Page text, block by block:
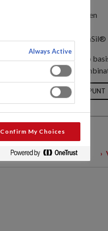
tegen weersinvloeden
met 1 of 2 lagen ParaSil®
onderlaag/tussenlaag op
gebruik in
VIND VERKOOPPUNT
(NL)
Always Active
Confirm My Choices